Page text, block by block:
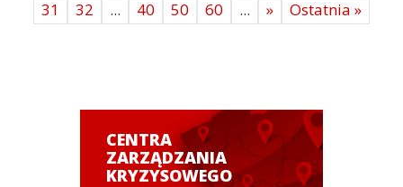
31
32 ... 40 50 60 ... » Ostatnia »
CENTRA
ZARZĄDZANIA
KRYZYSOWEGO